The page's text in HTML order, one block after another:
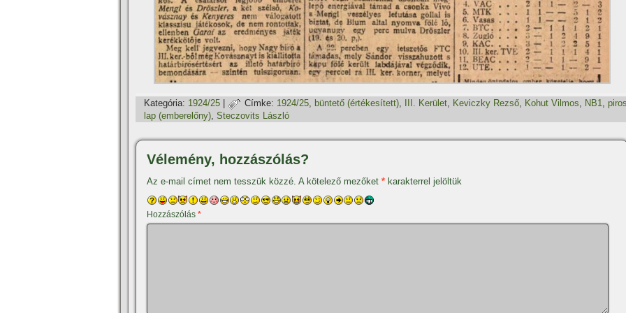
Kategória: 1924/25 Címke: 1924/25, büntető (értékesí­tett), III. Kerület, Keviczky Rezső, Kohut Vilmos, NB1,
lap (emberelőny), Steczovits László
Vélemény, hozzászólás?
Az e-mail címet nem tesszük közzé. A kötelező mezőket * karakterrel jelöltük
Hozzászólás *